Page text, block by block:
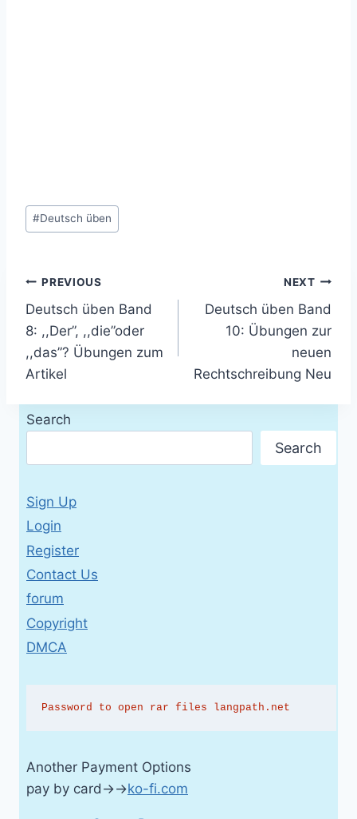
Post
Tags:
#Deutsch üben
Post
navigation
PREVIOUS
Deutsch üben Band
8: ,,Der”, ,,die”oder
,,das”? Übungen zum
Artikel
NEXT
Deutsch üben Band
10: Übungen zur
neuen
Rechtschreibung Neu
Search
Search
Sign Up
Login
Register
Contact Us
forum
Copyright
DMCA
Password to open rar files langpath.net
Another Payment Options
pay by card→→ko-fi.com